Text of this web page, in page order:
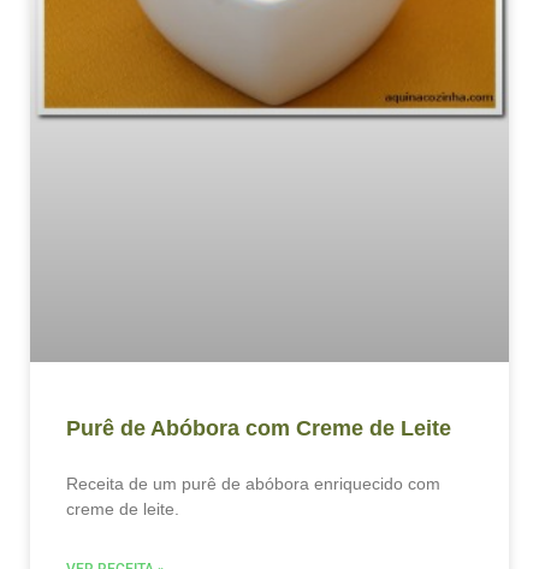
Purê de Abóbora com Creme de Leite
Receita de um purê de abóbora enriquecido com
creme de leite.